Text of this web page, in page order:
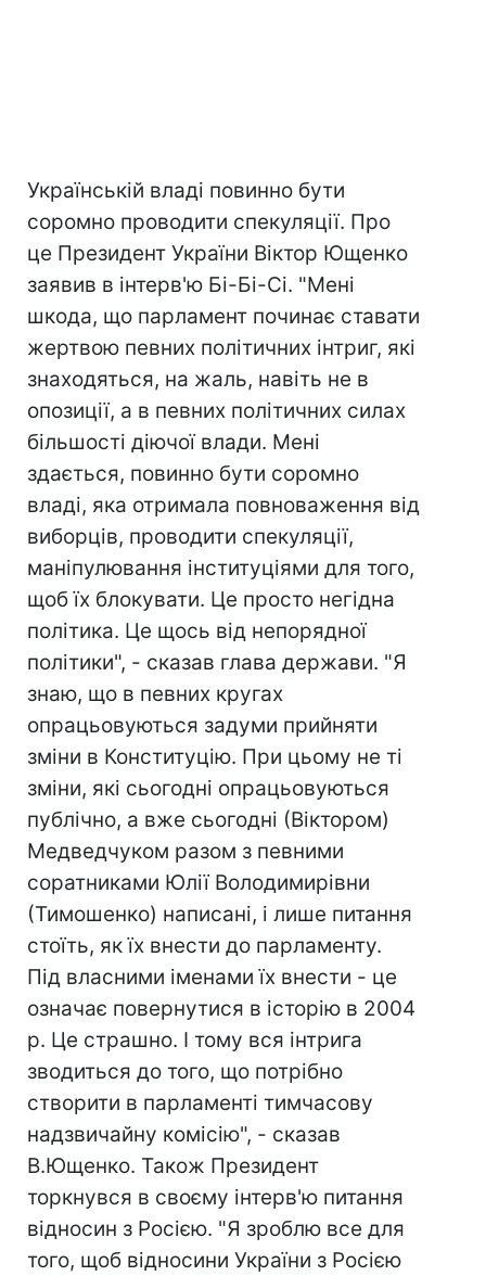
Українській владі повинно бути
соромно проводити спекуляції. Про
це Президент України Віктор Ющенко
заявив в інтерв'ю Бі-Бі-Сі. "Мені
шкода, що парламент починає ставати
жертвою певних політичних інтриг, які
знаходяться, на жаль, навіть не в
опозиції, а в певних політичних силах
більшості діючої влади. Мені
здається, повинно бути соромно
владі, яка отримала повноваження від
виборців, проводити спекуляції,
маніпулювання інституціями для того,
щоб їх блокувати. Це просто негідна
політика. Це щось від непорядної
політики", - сказав глава держави. "Я
знаю, що в певних кругах
опрацьовуються задуми прийняти
зміни в Конституцію. При цьому не ті
зміни, які сьогодні опрацьовуються
публічно, а вже сьогодні (Віктором)
Медведчуком разом з певними
соратниками Юлії Володимирівни
(Тимошенко) написані, і лише питання
стоїть, як їх внести до парламенту.
Під власними іменами їх внести - це
означає повернутися в історію в 2004
р. Це страшно. І тому вся інтрига
зводиться до того, що потрібно
створити в парламенті тимчасову
надзвичайну комісію", - сказав
В.Ющенко. Також Президент
торкнувся в своєму інтерв'ю питання
відносин з Росією. "Я зроблю все для
того, щоб відносини України з Росією